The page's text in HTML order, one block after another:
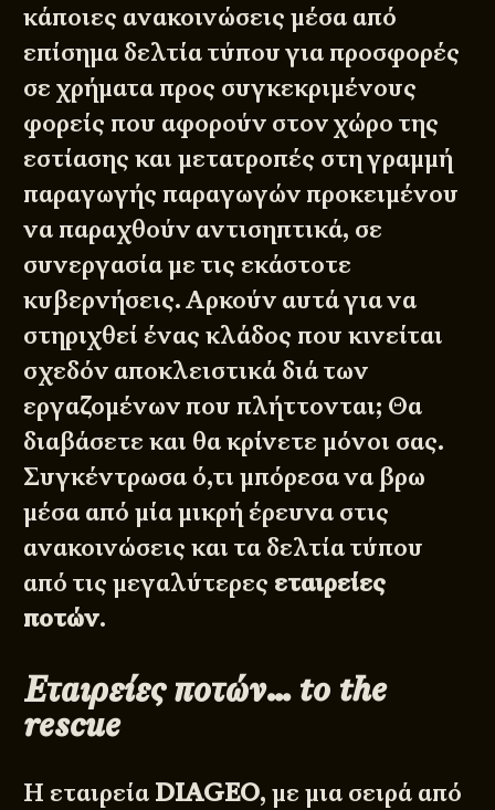
κάποιες ανακοινώσεις μέσα από
επίσημα δελτία τύπου για προσφορές
σε χρήματα προς συγκεκριμένους
φορείς που αφορούν στον χώρο της
εστίασης και μετατροπές στη γραμμή
παραγωγής παραγωγών προκειμένου
να παραχθούν αντισηπτικά, σε
συνεργασία με τις εκάστοτε
κυβερνήσεις. Αρκούν αυτά για να
στηριχθεί ένας κλάδος που κινείται
σχεδόν αποκλειστικά διά των
εργαζομένων που πλήττονται; Θα
διαβάσετε και θα κρίνετε μόνοι σας.
Συγκέντρωσα ό,τι μπόρεσα να βρω
μέσα από μία μικρή έρευνα στις
ανακοινώσεις και τα δελτία τύπου
από τις μεγαλύτερες εταιρείες
ποτών.
Εταιρείες ποτών… to the
rescue
Η εταιρεία DIAGEO, με μια σειρά από